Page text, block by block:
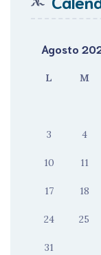
Agosto
L M
3 4
10 11
17 18
24 25
31